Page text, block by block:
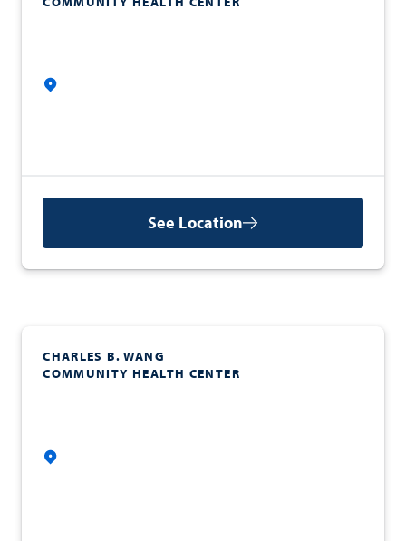
See Location
CHARLES B. WANG
COMMUNITY HEALTH CENTER